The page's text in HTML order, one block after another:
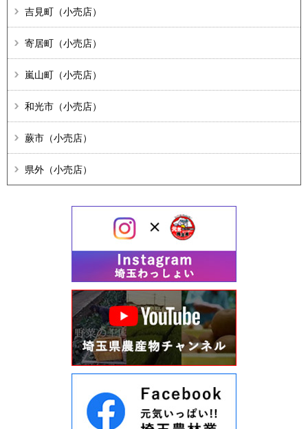
吉見町（小売店）
寄居町（小売店）
嵐山町（小売店）
和光市（小売店）
蕨市（小売店）
県外（小売店）